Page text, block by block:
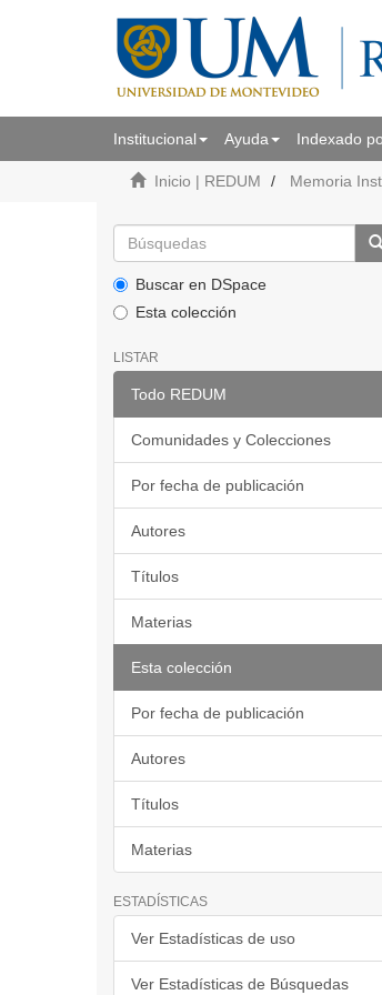
Institucional Ayuda Indexado
Inicio | REDUM Memoria
Buscar en DSpace
Esta colección
LISTAR
Todo REDUM
Comunidades y Colecciones
Por fecha de publicación
Autores
Títulos
Materias
Esta colección
Por fecha de publicación
Autores
Títulos
Materias
ESTADÍSTICAS
Ver Estadísticas de uso
Ver Estadísticas de Búsquedas